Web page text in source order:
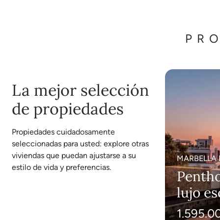
La mejor selección
de propiedades
Propiedades cuidadosamente
seleccionadas para usted: explore otras
viviendas que puedan ajustarse a su
estilo de vida y preferencias.
MARBELLA
LAS
lujo